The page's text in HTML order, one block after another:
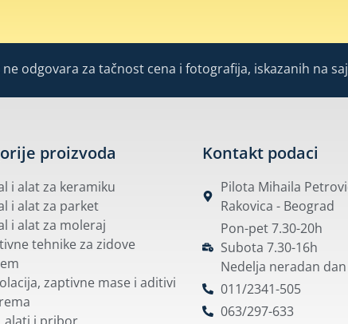
odgovara za tačnost cena i fotografija, iskazanih na
proizvoda
i alat za keramiku
i alat za parket
i alat za moleraj
tehnike za zidove
zaptivne mase i aditivi
Kontakt podaci
Pilota Mihaila
Rakovica - Beograd
Pon-pet 7.30-20h
Subota 7.30-16h
Nedelja neradan dan
011/2341-505
063/297-633